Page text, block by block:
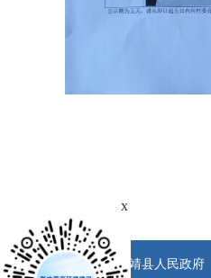
版权所有 永靖县人民政府
x